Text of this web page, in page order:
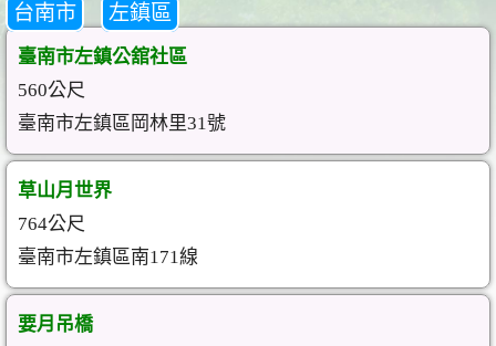
台南市 左鎮區
臺南市左鎮公舘社區
560公尺
臺南市左鎮區岡林里31號
草山月世界
764公尺
臺南市左鎮區南171線
要月吊橋